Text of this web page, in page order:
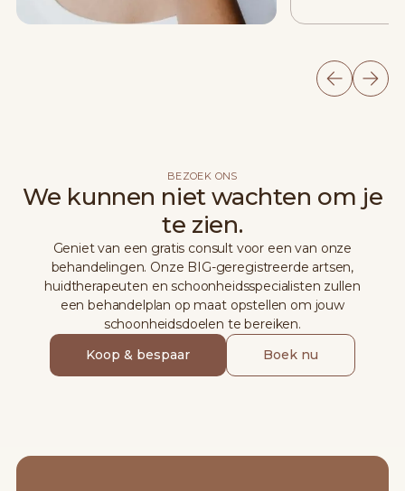
BEZOEK ONS
We kunnen niet wachten om je
te zien.
Geniet van een gratis consult voor een van onze
behandelingen. Onze BIG-geregistreerde artsen,
huidtherapeuten en schoonheidsspecialisten zullen
een behandelplan op maat opstellen om jouw
schoonheidsdoelen te bereiken.
Koop & bespaar
Boek nu